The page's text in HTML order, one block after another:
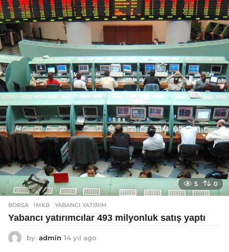
o
5 0
BORSA İMKB ,YABANCI YATIRIM
Yabancı yatırımcılar 493 milyonluk satış yaptı
by admin 14 yıl ago